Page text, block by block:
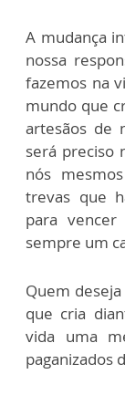
A mudança
nossa
fazemos na
mundo que
artesãos de
será preciso
nós
trevas que
para
sempre um
Quem
que cria
vida uma
paganizados